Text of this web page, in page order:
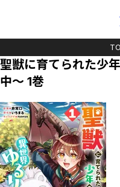
聖獣に育てられた少
中～ 1巻
ポ